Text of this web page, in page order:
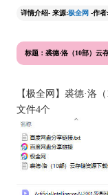
详情介绍- 来源:极全网 -作者
标题：裘德·洛（10部）云
【极全网 】裘德·洛
文件4个